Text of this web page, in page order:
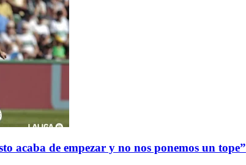
acaba de empezar y no nos ponemos un tope”